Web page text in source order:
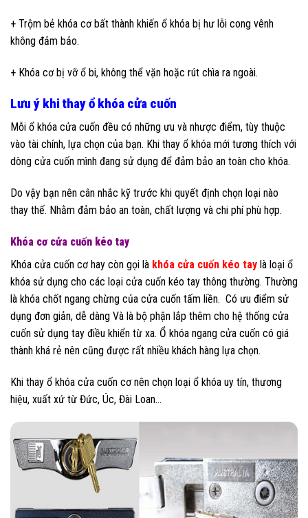
+ Trộm bẻ khóa cơ bất thành khiến ổ khóa bị hư lỗi cong vênh
không đảm bảo.
+ Khóa cơ bị vỡ ổ bi, không thể vặn hoặc rút chìa ra ngoài.
Lưu ý khi thay ổ khóa cửa cuốn
Mỗi ổ khóa cửa cuốn đều có những ưu và nhược điểm, tùy thuộc
vào tài chính, lựa chọn của bạn. Khi thay ổ khóa mới tương thích với
dòng cửa cuốn mình đang sử dụng để đảm bảo an toàn cho khóa.
Do vậy bạn nên cân nhắc kỹ trước khi quyết định chọn loại nào
thay thế. Nhằm đảm bảo an toàn, chất lượng và chi phí phù hợp.
Khóa cơ cửa cuốn kéo tay
Khóa cửa cuốn cơ hay còn gọi là khóa cửa cuốn kéo tay là loại ổ
khóa sử dụng cho các loại cửa cuốn kéo tay thông thường. Thường
là khóa chốt ngang chừng của cửa cuốn tấm liền. Có ưu điểm sử
dụng đơn giản, dễ dàng Và là bộ phận lắp thêm cho hệ thống cửa
cuốn sử dụng tay điều khiển từ xa. Ổ khóa ngang cửa cuốn có giá
thành khá rẻ nên cũng được rất nhiều khách hàng lựa chọn.
Khi thay ổ khóa cửa cuốn cơ nên chọn loại ổ khóa uy tín, thương
hiệu, xuất xứ từ Đức, Úc, Đài Loan…